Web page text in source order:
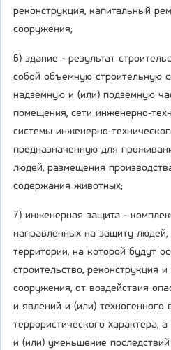
реконструкция, капитальный
сооружения;
6) здание - результат
собой объемную строительную
надземную и (или) подземную
помещения, сети инженерно-
системы инженерно-
предназначенную для
людей, размещения
содержания животных;
7) инженерная защита -
направленных на защиту
территории, на которой будут
строительство, реконструкция
сооружения, от воздействия
и явлений и (или) техногенного
террористического характера,
и (или) уменьшение